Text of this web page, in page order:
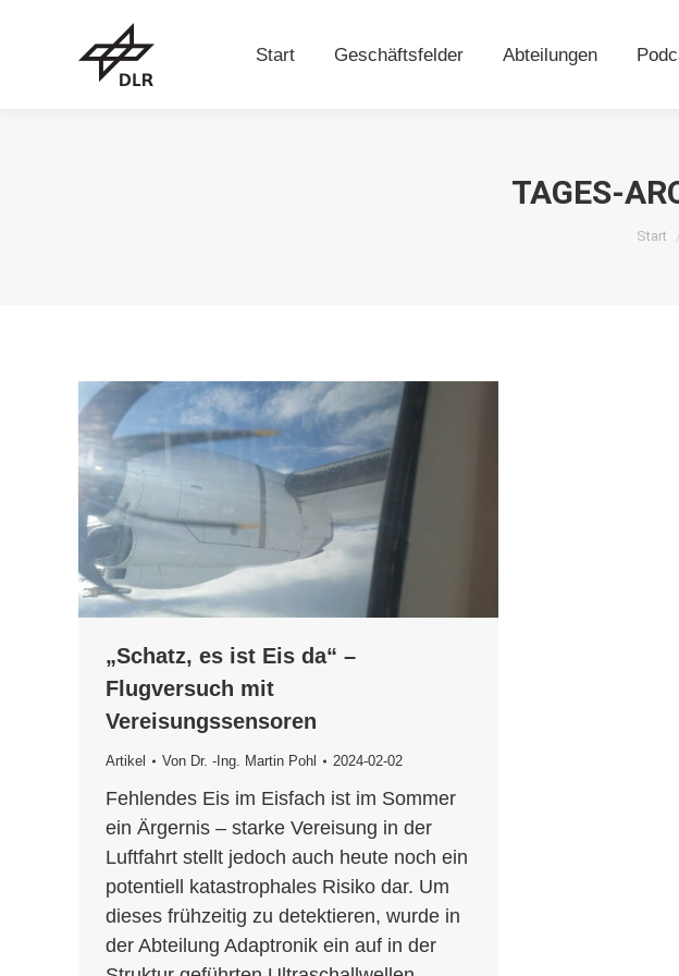
Start Geschäftsfelder Abteilungen
TAGES-
Sie
Start
„Schatz, es ist Eis da“ –
Flugversuch mit
Vereisungssensoren
Artikel Von Dr. -Ing. Martin Pohl 2024-02-02
Fehlendes Eis im Eisfach ist im Sommer
ein Ärgernis – starke Vereisung in der
Luftfahrt stellt jedoch auch heute noch ein
potentiell katastrophales Risiko dar. Um
dieses frühzeitig zu detektieren, wurde in
der Abteilung Adaptronik ein auf in der
Start Geschäftsfelder Abteilungen